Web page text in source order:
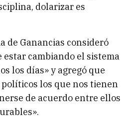
dolarizar es
de Ganancias consideró
estar cambiando el sistema
los días» y agregó que
los que nos tienen
de acuerdo entre ellos